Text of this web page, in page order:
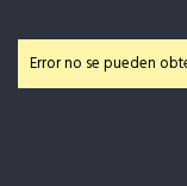
Error no se pueden